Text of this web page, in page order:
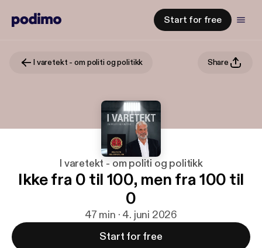
Start for free
I varetekt - om politi og politikk Share
I varetekt - om politi og politikk
Ikke fra 0 til 100, men fra 100 til
0
47 min · 4. juni 2026
Start for free